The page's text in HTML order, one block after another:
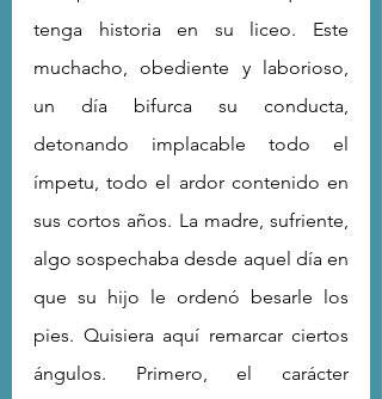
tenga historia en su liceo. Este
muchacho, obediente y laborioso,
un día bifurca su conducta,
detonando implacable todo el
ímpetu, todo el ardor contenido en
sus cortos años. La madre, sufriente,
algo sospechaba desde aquel día en
que su hijo le ordenó besarle los
pies. Quisiera aquí remarcar ciertos
ángulos. Primero, el carácter